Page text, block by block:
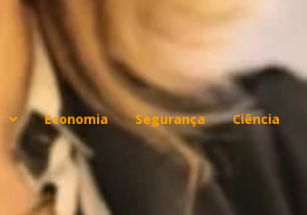
Economia Segurança Ciência